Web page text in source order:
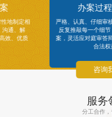
地制定相
沟通、解
效、优质
办案过
严格、认真、仔细审
反复推敲每一个细
案，灵活应对庭审答
合法权
咨询
服务
分工合作